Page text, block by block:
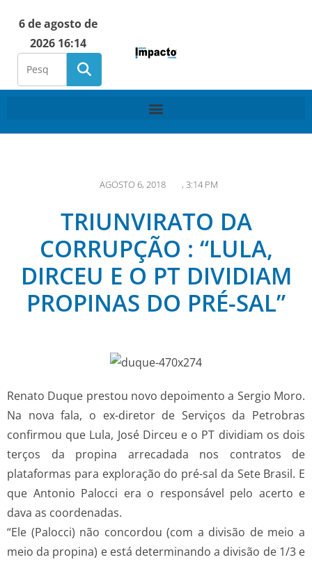
6 de agosto de
2026 16:14
AGOSTO 6, 2018 , 3:14 PM
TRIUNVIRATO DA
CORRUPÇÃO : “LULA,
DIRCEU E O PT DIVIDIAM
PROPINAS DO PRÉ-SAL”
Renato Duque prestou novo depoimento a Sergio Moro.
Na nova fala, o ex-diretor de Serviços da Petrobras
confirmou que Lula, José Dirceu e o PT dividiam os dois
terços da propina arrecadada nos contratos de
plataformas para exploração do pré-sal da Sete Brasil. E
que Antonio Palocci era o responsável pelo acerto e
dava as coordenadas.
“Ele (Palocci) não concordou (com a divisão de meio a
meio da propina) e está determinando a divisão de 1/3 e